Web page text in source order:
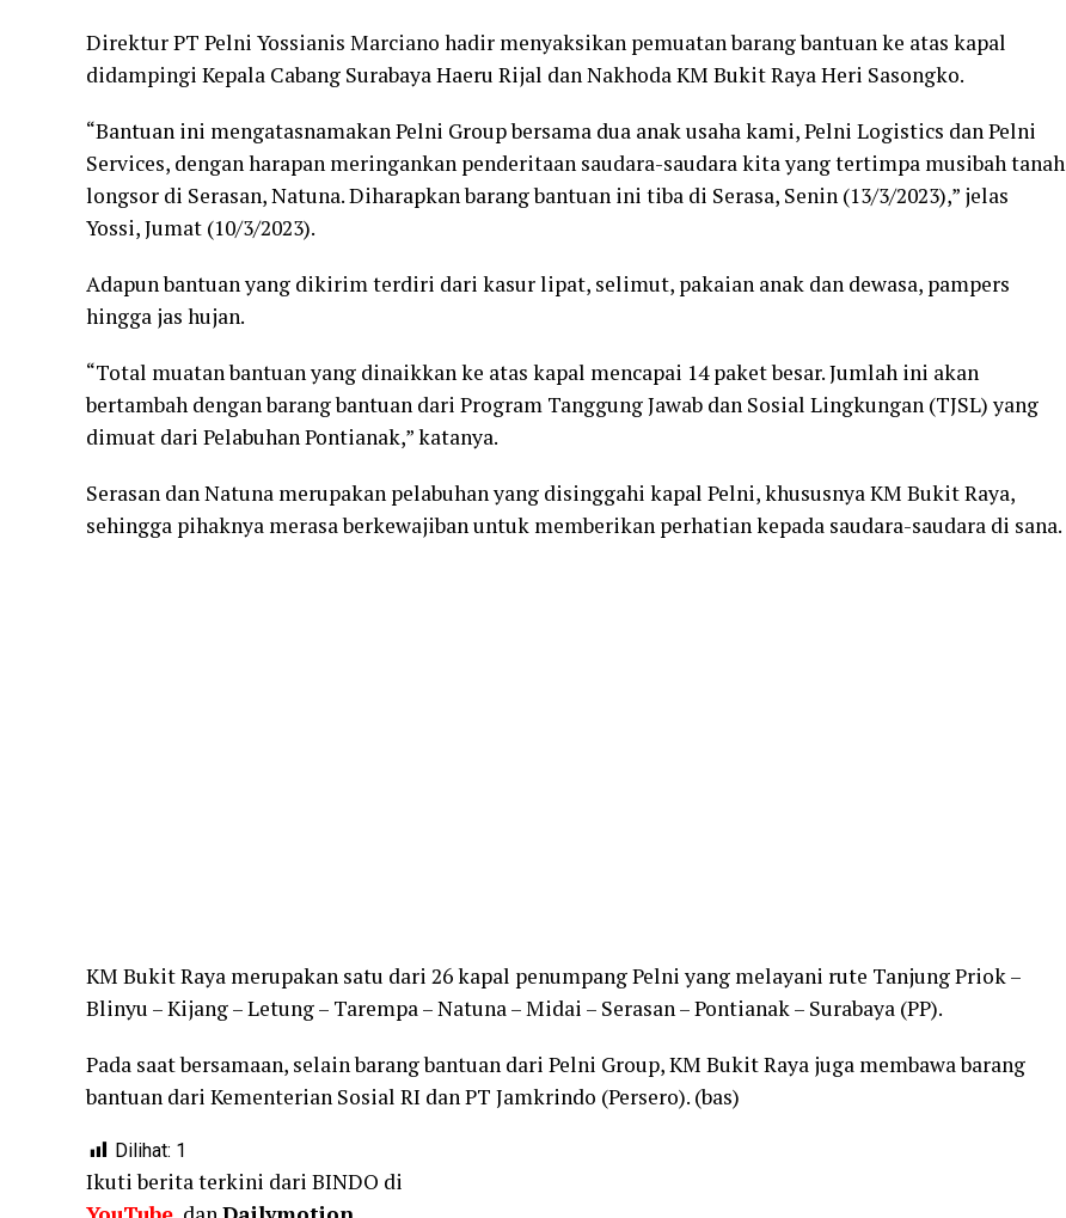
Direktur PT Pelni Yossianis Marciano hadir menyaksikan pemuatan barang bantuan ke atas kapal
didampingi Kepala Cabang Surabaya Haeru Rijal dan Nakhoda KM Bukit Raya Heri Sasongko.
“Bantuan ini mengatasnamakan Pelni Group bersama dua anak usaha kami, Pelni Logistics dan Pelni
Services, dengan harapan meringankan penderitaan saudara-saudara kita yang tertimpa musibah tanah
longsor di Serasan, Natuna. Diharapkan barang bantuan ini tiba di Serasa, Senin (13/3/2023),” jelas
Yossi, Jumat (10/3/2023).
Adapun bantuan yang dikirim terdiri dari kasur lipat, selimut, pakaian anak dan dewasa, pampers
hingga jas hujan.
“Total muatan bantuan yang dinaikkan ke atas kapal mencapai 14 paket besar. Jumlah ini akan
bertambah dengan barang bantuan dari Program Tanggung Jawab dan Sosial Lingkungan (TJSL) yang
dimuat dari Pelabuhan Pontianak,” katanya.
Serasan dan Natuna merupakan pelabuhan yang disinggahi kapal Pelni, khususnya KM Bukit Raya,
sehingga pihaknya merasa berkewajiban untuk memberikan perhatian kepada saudara-saudara di sana.
KM Bukit Raya merupakan satu dari 26 kapal penumpang Pelni yang melayani rute Tanjung Priok –
Blinyu – Kijang – Letung – Tarempa – Natuna – Midai – Serasan – Pontianak – Surabaya (PP).
Pada saat bersamaan, selain barang bantuan dari Pelni Group, KM Bukit Raya juga membawa barang
bantuan dari Kementerian Sosial RI dan PT Jamkrindo (Persero). (bas)
Dilihat: 1
Ikuti berita terkini dari BINDO di